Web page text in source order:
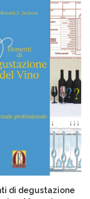
di degustazione